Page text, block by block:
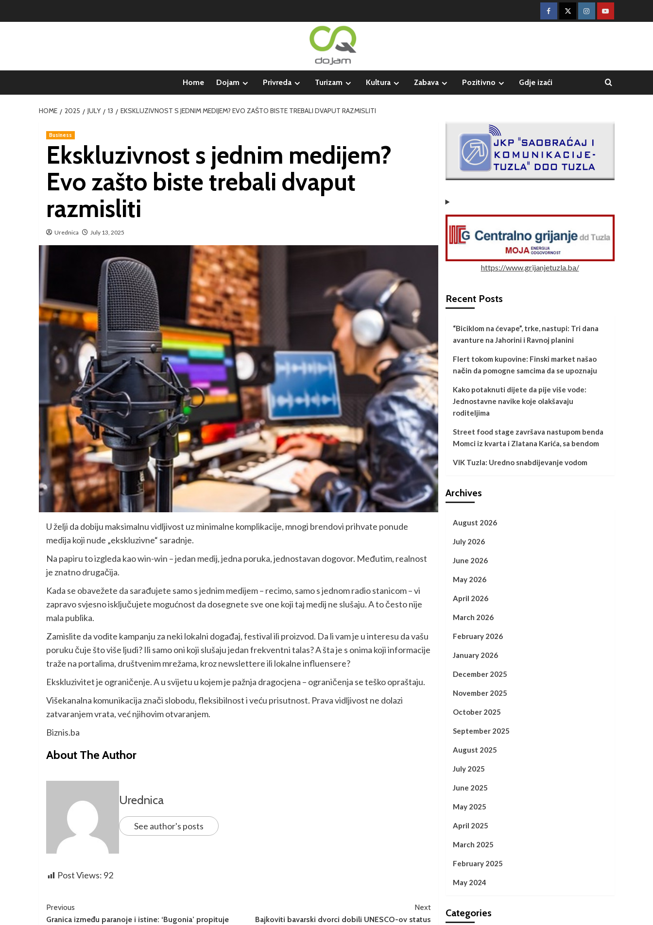
Home Dojam Privreda Turizam Kultura Zabava Pozitivno Gdje izaći
HOME 2025 JULY 13 EKSKLUZIVNOST S JEDNIM MEDIJEM? EVO ZAŠTO BISTE TREBALI DVAPUT RAZMISLITI
Business
Ekskluzivnost s jednim medijem?
Evo zašto biste trebali dvaput
razmisliti
Urednica July 13, 2025
U želji da dobiju maksimalnu vidljivost uz minimalne komplikacije, mnogi brendovi prihvate ponude
medija koji nude „ekskluzivne“ saradnje.
Na papiru to izgleda kao win-win – jedan medij, jedna poruka, jednostavan dogovor. Međutim, realnost
je znatno drugačija.
Kada se obavežete da sarađujete samo s jednim medijem – recimo, samo s jednom radio stanicom – vi
zapravo svjesno isključujete mogućnost da dosegnete sve one koji taj medij ne slušaju. A to često nije
mala publika.
Zamislite da vodite kampanju za neki lokalni događaj, festival ili proizvod. Da li vam je u interesu da vašu
poruku čuje što više ljudi? Ili samo oni koji slušaju jedan frekventni talas? A šta je s onima koji informacije
traže na portalima, društvenim mrežama, kroz newslettere ili lokalne influensere?
Ekskluzivitet je ograničenje. A u svijetu u kojem je pažnja dragocjena – ograničenja se teško opraštaju.
Višekanalna komunikacija znači slobodu, fleksibilnost i veću prisutnost. Prava vidljivost ne dolazi
zatvaranjem vrata, već njihovim otvaranjem.
Biznis.ba
About The Author
Urednica
See author's posts
Post Views: 92
Previous
Granica između paranoje i istine: ‘Bugonia’ propituje
Next
Bajkoviti bavarski dvorci dobili UNESCO-ov status
https://www.grijanjetuzla.ba/
Recent Posts
“Biciklom na ćevape”, trke, nastupi: Tri dana
avanture na Jahorini i Ravnoj planini
Flert tokom kupovine: Finski market našao
način da pomogne samcima da se upoznaju
Kako potaknuti dijete da pije više vode:
Jednostavne navike koje olakšavaju
roditeljima
Street food stage završava nastupom benda
Momci iz kvarta i Zlatana Karića, sa bendom
VIK Tuzla: Uredno snabdijevanje vodom
Archives
August 2026
July 2026
June 2026
May 2026
April 2026
March 2026
February 2026
January 2026
December 2025
November 2025
October 2025
September 2025
August 2025
July 2025
June 2025
May 2025
April 2025
March 2025
February 2025
May 2024
Categories